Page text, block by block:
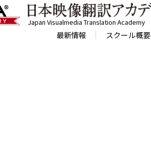
Japan Visualmedia Translation Academy
最新情報 スクール概要